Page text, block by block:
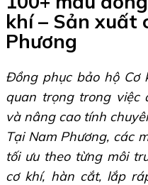
khí – Sản xuất
Phương
Đồng phục bảo hộ Cơ
quan trọng trong việc
và nâng cao tính
Tại Nam Phương, các
tối ưu theo từng môi
cơ khí, hàn cắt, lắp